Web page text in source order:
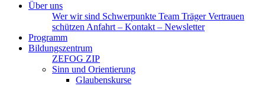
Über uns
Wer wir sind Schwerpunkte Team TrägerVertrauen
schützen Anfahrt – Kontakt – Newsletter
Programm
Bildungszentrum
ZEFOG ZIP
Sinn und Orientierung
Glaubenskurse